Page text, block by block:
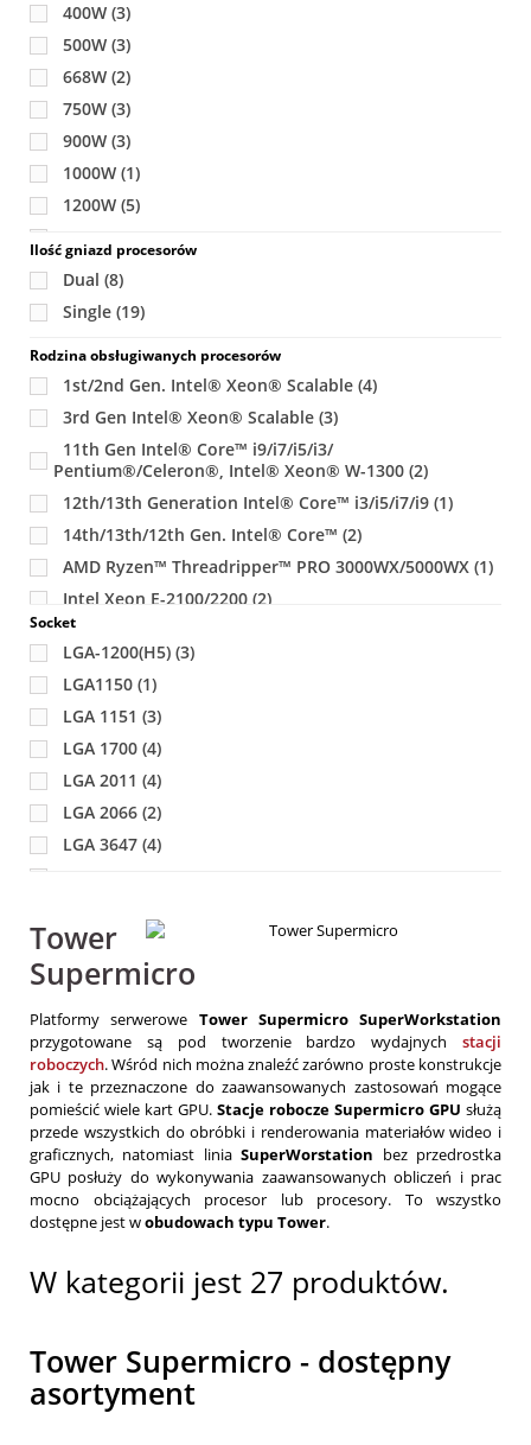
400W (3)
500W (3)
668W (2)
750W (3)
900W (3)
1000W (1)
1200W (5)
2200W(3)
Ilość gniazd procesorów
Dual (8)
Single (19)
Rodzina obsługiwanych procesorów
1st/2nd Gen. Intel® Xeon® Scalable (4)
3rd Gen Intel® Xeon® Scalable (3)
11th Gen Intel® Core™ i9/i7/i5/i3/
Pentium®/Celeron®, Intel® Xeon® W-1300 (2)
12th/13th Generation Intel® Core™ i3/i5/i7/i9 (1)
14th/13th/12th Gen. Intel® Core™ (2)
AMD Ryzen™ Threadripper™ PRO 3000WX/5000WX (1)
Intel Xeon E-2100/2200 (2)
Intel Xeon E3-1200 v5/v6
Intel Xeon E5-2600 v3/v4
Intel Xeon W-2100/2200
Intel® Core™ i9/i7/i5 X-Series, i9 Extreme X-Series
Intel® Xeon® E-2300
Intel® Xeon® E3-1200 v3; Intel® 4th/5th Gen Core
Intel® Xeon® W-2400
Socket
LGA-1200(H5) (3)
LGA1150 (1)
LGA 1151 (3)
LGA 1700 (4)
LGA 2011 (4)
LGA 2066 (2)
LGA 3647 (4)
sWRX8 / SP3(1)
Tower
Supermicro
Platformy serwerowe Tower Supermicro SuperWorkstation
przygotowane są pod tworzenie bardzo wydajnych stacji
roboczych. Wśród nich można znaleźć zarówno proste konstrukcje
jak i te przeznaczone do zaawansowanych zastosowań mogące
pomieścić wiele kart GPU. Stacje robocze Supermicro GPU służą
przede wszystkich do obróbki i renderowania materiałów wideo i
graficznych, natomiast liniaSuperWorstation bez przedrostka
GPU posłuży do wykonywania zaawansowanych obliczeń i prac
mocno obciążających procesor lub procesory. To wszystko
dostępne jest wobudowach typu Tower.
W kategorii jest 27 produktów.
Tower Supermicro - dostępny
asortyment